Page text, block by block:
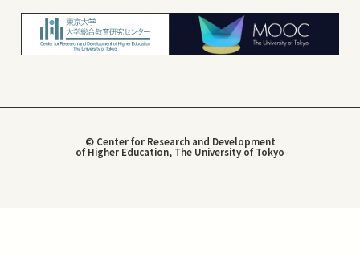
© Center for Research and Development
of Higher Education, The University of Tokyo